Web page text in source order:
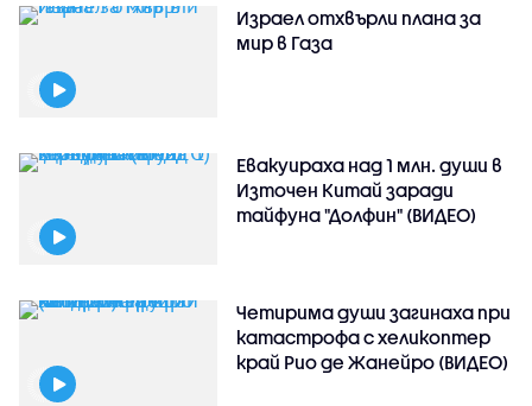
Израел отхвърли плана за
мир в Газа
Евакуираха над 1 млн. души в
Източен Китай заради
тайфуна "Долфин" (ВИДЕО)
Четирима души загинаха при
катастрофа с хеликоптер
край Рио де Жанейро (ВИДЕО)